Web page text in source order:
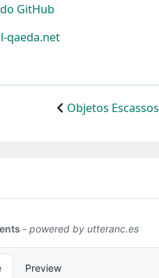
GitHub
qaeda.net
Objetos Escassos